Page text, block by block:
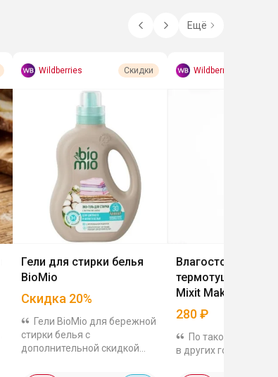
Ещё
Wildberries Скидки
Гели для стирки белья
BioMio
Скидка 20%
Гели BioMio для бережной
стирки белья с
дополнительной скидкой
Wildberries
Влагостойкая
термотушь для
Mixit Make Up 38
Mascara
280₽
По такой же цене
в других гораздо